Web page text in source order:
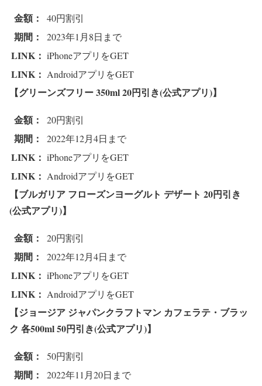
金額： 40円割引
期間： 2023年1月8日まで
LINK： iPhoneアプリをGET
LINK： AndroidアプリをGET
【グリーンズフリー 350ml 20円引き(公式アプリ)】
金額： 20円割引
期間： 2022年12月4日まで
LINK： iPhoneアプリをGET
LINK： AndroidアプリをGET
【ブルガリア フローズンヨーグルト デザート 20円引き
(公式アプリ)】
金額： 20円割引
期間： 2022年12月4日まで
LINK： iPhoneアプリをGET
LINK： AndroidアプリをGET
【ジョージア ジャパンクラフトマン カフェラテ・ブラッ
ク 各500ml 50円引き(公式アプリ)】
金額： 50円割引
期間： 2022年11月20日まで